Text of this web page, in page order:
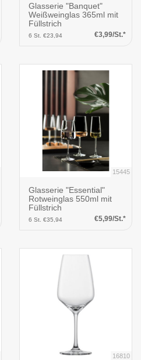
Glasserie "Banquet"
Weißweinglas 365ml mit
Füllstrich
6 St. €23,94 €3,99/St.*
15445
Glasserie "Essential"
Rotweinglas 550ml mit
Füllstrich
6 St. €35,94 €5,99/St.*
16810